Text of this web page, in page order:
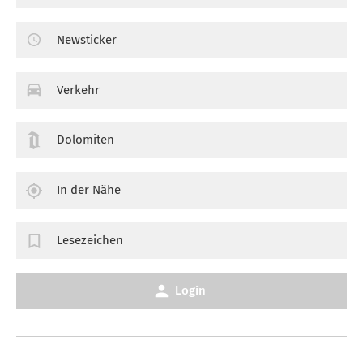
Newsticker
Verkehr
Dolomiten
In der Nähe
Lesezeichen
Login